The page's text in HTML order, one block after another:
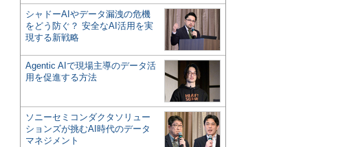
シャドーAIやデータ漏洩の危機
をどう防ぐ？ 安全なAI活用を実
現する新戦略
Agentic AIで現場主導のデータ活
用を促進する方法
ソニーセミコンダクタソリュー
ションズが挑むAI時代のデータ
マネジメント